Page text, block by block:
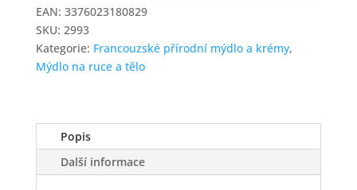
Verbena
množství
EAN: 3376023180829
SKU: 2993
Kategorie: Francouzské přírodní mýdlo a krémy,
Mýdlo na ruce a tělo
Popis
Další informace